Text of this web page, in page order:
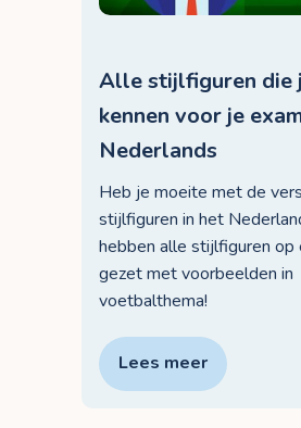
Alle stijlfiguren die
kennen voor je
Nederlands
Heb je moeite met de
stijlfiguren in het
hebben alle stijlfiguren op
gezet met voorbeelden in
voetbalthema!
Lees meer